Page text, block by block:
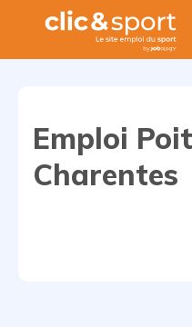
Emploi
Charentes